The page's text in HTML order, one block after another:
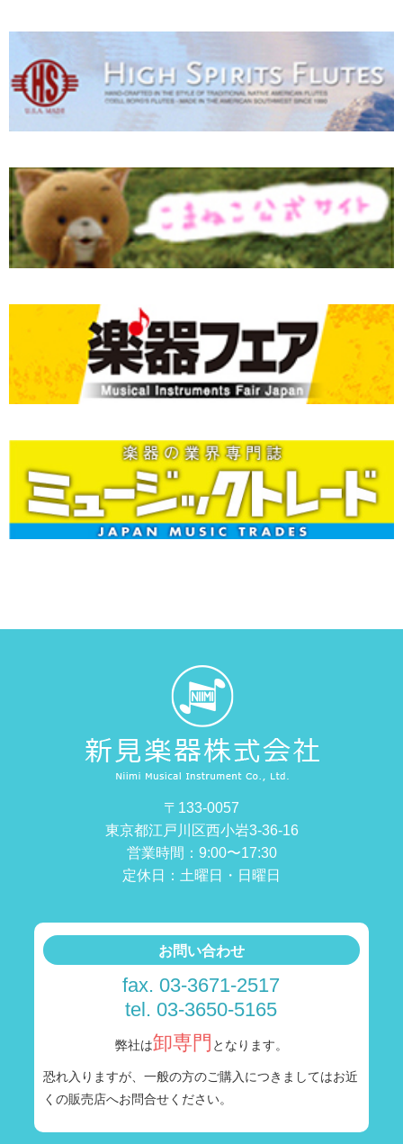
〒133-0057
東京都江戸川区西小岩3-36-16
営業時間：9:00〜17:30
定休日：土曜日・日曜日
お問い合わせ
fax. 03-3671-2517
tel. 03-3650-5165
弊社は卸専門 となります。
恐れ入りますが、一般の方のご購入につきましてはお近
くの販売店へお問合せください。